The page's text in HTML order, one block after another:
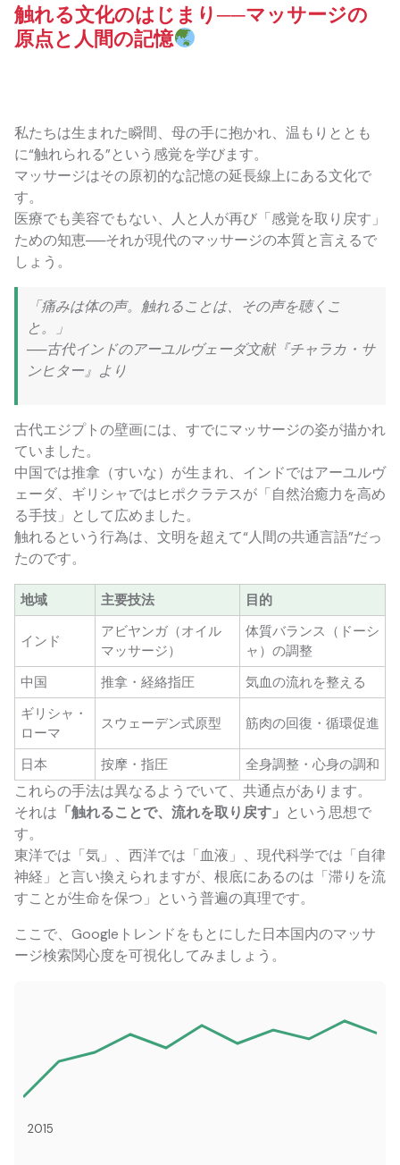
触れる文化のはじまり──マッサージの
原点と人間の記憶
私たちは生まれた瞬間、母の手に抱かれ、温もりととも
に“触れられる”という感覚を学びます。
マッサージはその原初的な記憶の延長線上にある文化で
す。
医療でも美容でもない、人と人が再び「感覚を取り戻す」
ための知恵──それが現代のマッサージの本質と言えるで
しょう。
「痛みは体の声。触れることは、その声を聴くこ
と。」
──古代インドのアーユルヴェーダ文献『チャラカ・サ
ンヒター』より
古代エジプトの壁画には、すでにマッサージの姿が描かれ
ていました。
中国では推拿（すいな）が生まれ、インドではアーユルヴ
ェーダ、ギリシャではヒポクラテスが「自然治癒力を高め
る手技」として広めました。
触れるという行為は、文明を超えて“人間の共通言語”だっ
たのです。
地域 主要技法 目的
インド
アビヤンガ（オイル
マッサージ）
体質バランス（ドーシ
ャ）の調整
中国
推拿・経絡指圧
気血の流れを整える
ギリシャ・
ローマ
スウェーデン式原型 筋肉の回復・循環促進
日本 按摩・指圧 全身調整・心身の調和
これらの手法は異なるようでいて、共通点があります。
それは 「触れることで、流れを取り戻す」 という思想で
す。
東洋では「気」、西洋では「血液」、現代科学では「自律
神経」と言い換えられますが、根底にあるのは「滞りを流
すことが生命を保つ」という普遍の真理です。
ここで、Googleトレンドをもとにした日本国内のマッサ
ージ検索関心度を可視化してみましょう。
2015